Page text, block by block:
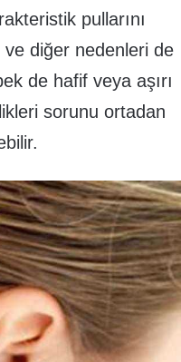
pullarını
ve diğer nedenleri de
de hafif veya aşırı
sorunu ortadan